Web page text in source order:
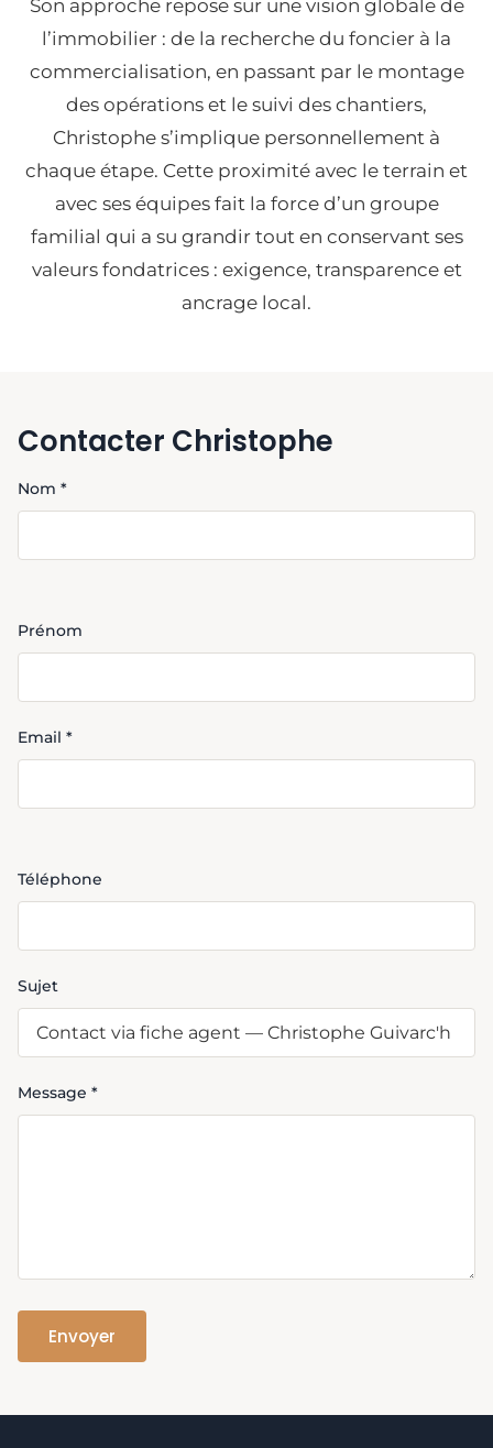
Son approche repose sur une vision globale de
l’immobilier : de la recherche du foncier à la
commercialisation, en passant par le montage
des opérations et le suivi des chantiers,
Christophe s’implique personnellement à
chaque étape. Cette proximité avec le terrain et
avec ses équipes fait la force d’un groupe
familial qui a su grandir tout en conservant ses
valeurs fondatrices : exigence, transparence et
ancrage local.
Contacter Christophe
Nom *
Prénom
Email *
Téléphone
Sujet
Message *
Envoyer